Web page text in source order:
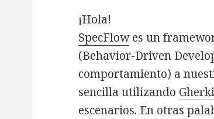
¡Hola!
SpecFlowes un
(Behavior-Driven
comportamiento) a
sencilla utilizando
escenarios. En otras